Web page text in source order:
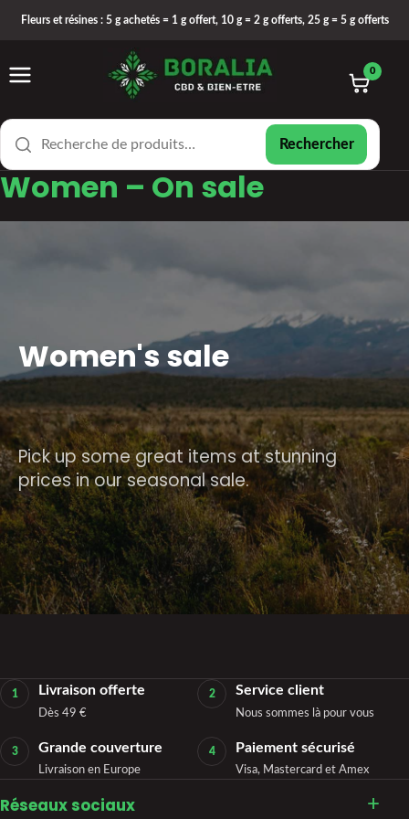
Fleurs et résines : 5 g achetés = 1 g offert, 10 g = 2 g offerts, 25 g = 5 g offerts
Rechercher
0
Women – On sale
Women's sale
Pick up some great items at stunning
prices in our seasonal sale.
1 Livraison offerte
Dès 49 €
2 Service client
Nous sommes là pour vous
3 Grande couverture
Livraison en Europe
4 Paiement sécurisé
Visa, Mastercard et Amex
Réseaux sociaux